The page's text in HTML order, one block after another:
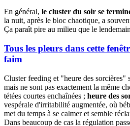
En général, le cluster du soir se
la nuit, après le bloc chaotique, a
Ça paraît pire au milieu que le
Tous les pleurs dans cette
faim
Cluster feeding et "heure des sorcières"
mais ne sont pas exactement la même
tétées courtes enchaînées ; heure des
vespérale d'irritabilité augmentée, où
met du temps à se calmer et semble
Dans beaucoup de cas la régulation